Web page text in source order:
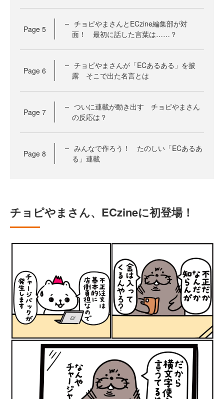
Page 5
チョピやまさんとECzine編集部が対
面！ 最初に話した言葉は……？
Page 6
チョピやまさんが「ECあるある」を披
露 そこで出た名言とは
Page 7
ついに連載が動き出す チョピやまさん
の反応は？
Page 8
みんなで作ろう！ たのしい「ECあるあ
る」連載
チョピやまさん、ECzineに初登場！